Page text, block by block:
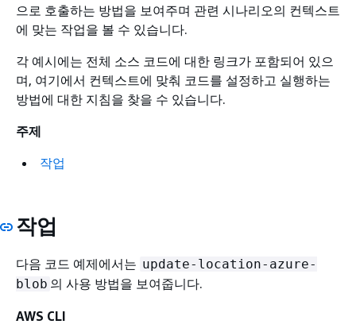
으로 호출하는 방법을 보여주며 관련 시나리오의 컨텍스트
에 맞는 작업을 볼 수 있습니다.
각 예시에는 전체 소스 코드에 대한 링크가 포함되어 있으
며, 여기에서 컨텍스트에 맞춰 코드를 설정하고 실행하는
방법에 대한 지침을 찾을 수 있습니다.
주제
작업
작업
다음 코드 예제에서는 update-location-azure-
blob 의 사용 방법을 보여줍니다.
AWS CLI